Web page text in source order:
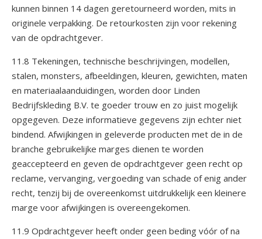
kunnen binnen 14 dagen geretourneerd worden, mits in
originele verpakking. De retourkosten zijn voor rekening
van de opdrachtgever.
11.8 Tekeningen, technische beschrijvingen, modellen,
stalen, monsters, afbeeldingen, kleuren, gewichten, maten
en materiaalaanduidingen, worden door Linden
Bedrijfskleding B.V. te goeder trouw en zo juist mogelijk
opgegeven. Deze informatieve gegevens zijn echter niet
bindend. Afwijkingen in geleverde producten met de in de
branche gebruikelijke marges dienen te worden
geaccepteerd en geven de opdrachtgever geen recht op
reclame, vervanging, vergoeding van schade of enig ander
recht, tenzij bij de overeenkomst uitdrukkelijk een kleinere
marge voor afwijkingen is overeengekomen.
11.9 Opdrachtgever heeft onder geen beding vóór of na